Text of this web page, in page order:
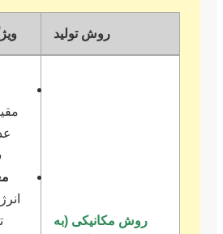
روش تولید
روش مکانیکی (به